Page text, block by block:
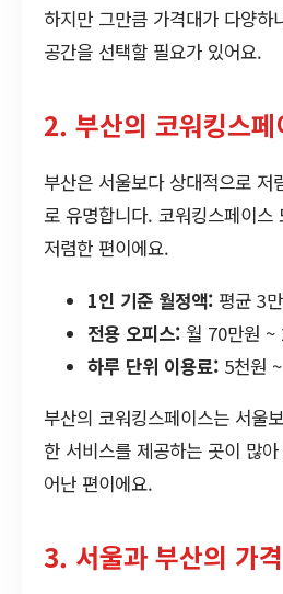
하지만 그만큼 가격대가 다양하
공간을 선택할 필요가 있어요.
2. 부산의 코워킹스
부산은 서울보다 상대적으로 저
로 유명합니다. 코워킹스페이스
저렴한 편이에요.
1인 기준 월정액: 평균 3
전용 오피스: 월 70만원 ~
하루 단위 이용료: 5천원
부산의 코워킹스페이스는 서울
한 서비스를 제공하는 곳이 많
어난 편이에요.
3. 서울과 부산의 가